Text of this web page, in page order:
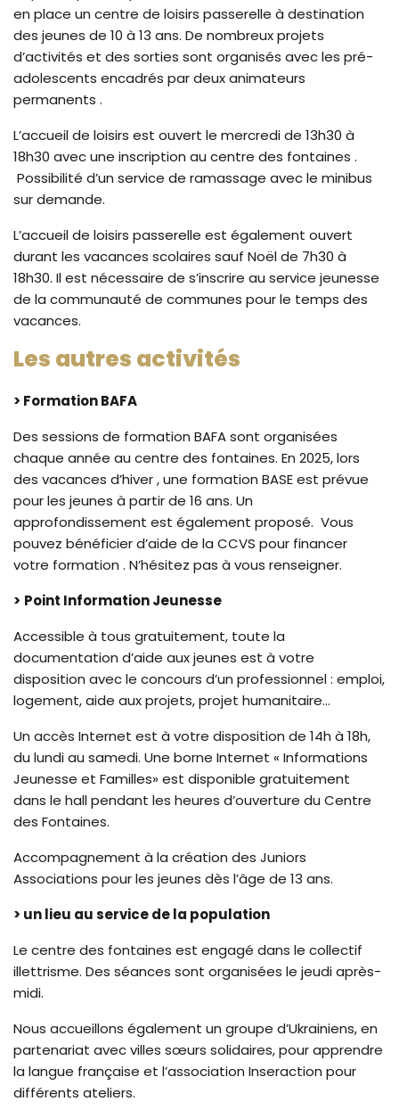
en place un centre de loisirs passerelle à destination
des jeunes de 10 à 13 ans. De nombreux projets
d’activités et des sorties sont organisés avec les pré-
adolescents encadrés par deux animateurs
permanents .
L’accueil de loisirs est ouvert le mercredi de 13h30 à
18h30 avec une inscription au centre des fontaines .
Possibilité d’un service de ramassage avec le minibus
sur demande.
L’accueil de loisirs passerelle est également ouvert
durant les vacances scolaires sauf Noël de 7h30 à
18h30. Il est nécessaire de s’inscrire au service jeunesse
de la communauté de communes pour le temps des
vacances.
Les autres activités
> Formation BAFA
Des sessions de formation BAFA sont organisées
chaque année au centre des fontaines. En 2025, lors
des vacances d’hiver , une formation BASE est prévue
pour les jeunes à partir de 16 ans. Un
approfondissement est également proposé. Vous
pouvez bénéficier d’aide de la CCVS pour financer
votre formation . N’hésitez pas à vous renseigner.
> Point Information Jeunesse
Accessible à tous gratuitement, toute la
documentation d’aide aux jeunes est à votre
disposition avec le concours d’un professionnel : emploi,
logement, aide aux projets, projet humanitaire…
Un accès Internet est à votre disposition de 14h à 18h,
du lundi au samedi. Une borne Internet « Informations
Jeunesse et Familles» est disponible gratuitement
dans le hall pendant les heures d’ouverture du Centre
des Fontaines.
Accompagnement à la création des Juniors
Associations pour les jeunes dès l’âge de 13 ans.
> un lieu au service de la population
Le centre des fontaines est engagé dans le collectif
illettrisme. Des séances sont organisées le jeudi après-
midi.
Nous accueillons également un groupe d’Ukrainiens, en
partenariat avec villes sœurs solidaires, pour apprendre
la langue française et l’association Inseraction pour
différents ateliers.